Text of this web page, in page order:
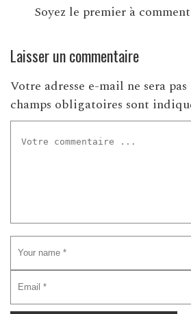
Soyez le premier à
Laisser un commentaire
Votre adresse e-mail ne sera
champs obligatoires sont